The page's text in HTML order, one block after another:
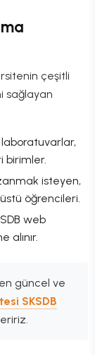
çeşitli
sağlayan
birimler.
isteyen,
öğrencileri.
web
alınır.
güncel ve
SKSDB